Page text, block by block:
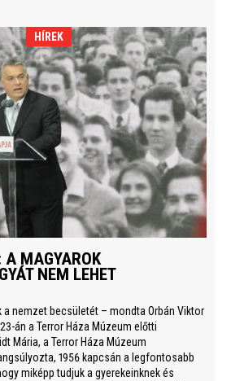
HÍREK
A MAGYAROK
NEM LEHET
a nemzet becsületét – mondta Orbán Viktor
án a Terror Háza Múzeum előtti
Mária, a Terror Háza Múzeum
1956 kapcsán a legfontosabb
miképp tudjuk a gyerekeinknek és